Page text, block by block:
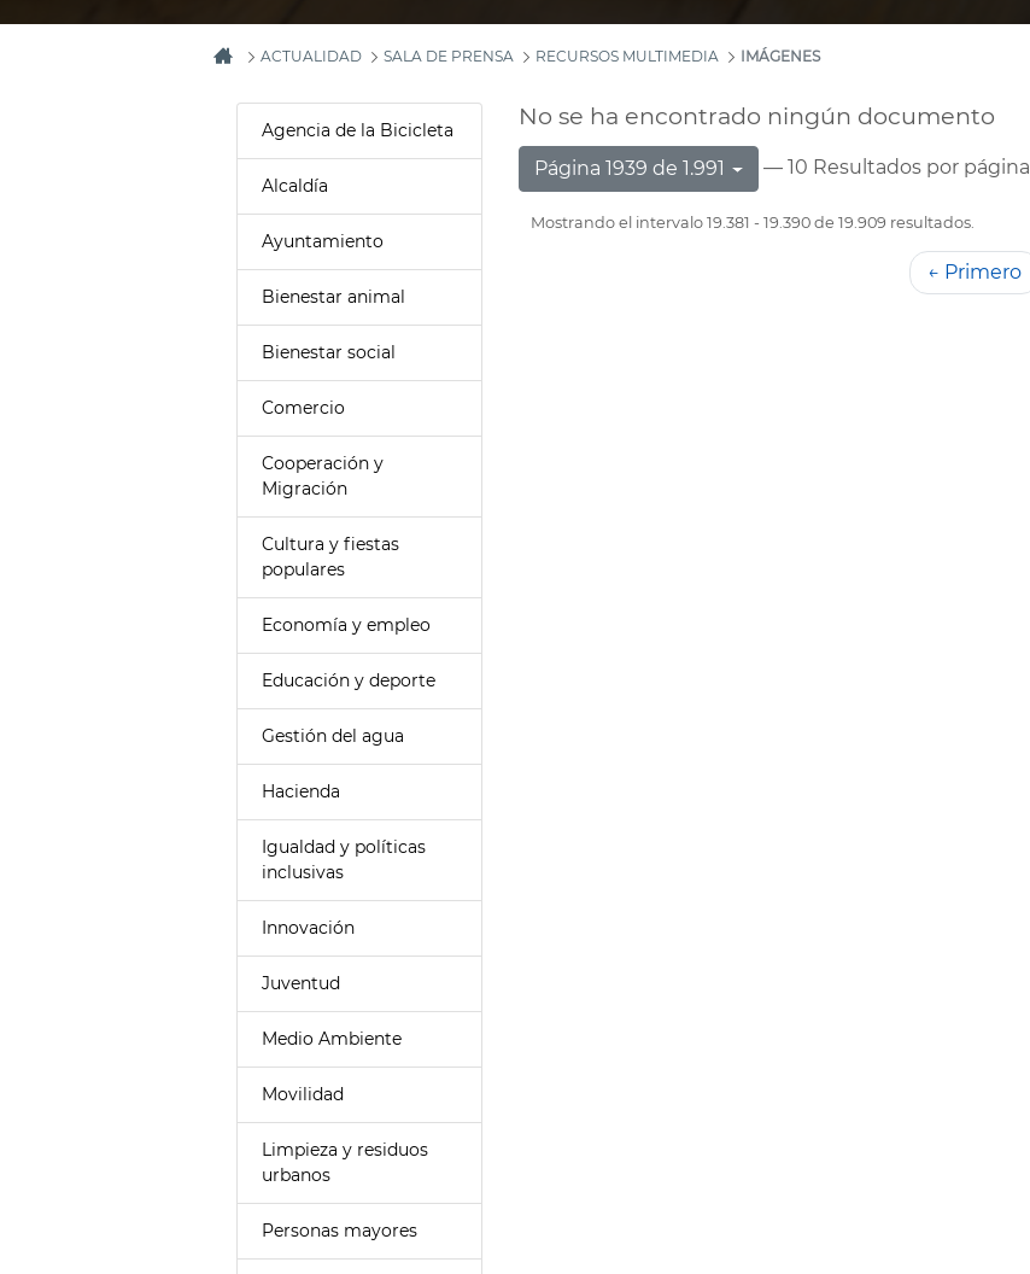
ACTUALIDAD SALA DE PRENSA RECURSOS MULTIMEDIA IMÁGENES
Agencia de la Bicicleta
Alcaldía
Ayuntamiento
Bienestar animal
Bienestar social
Comercio
Cooperación y
Migración
Cultura y fiestas
populares
Economía y empleo
Educación y deporte
Gestión del agua
Hacienda
Igualdad y políticas
inclusivas
Innovación
Juventud
Medio Ambiente
Movilidad
Limpieza y residuos
urbanos
Personas mayores
No se ha encontrado ningún documento
Página 1939 de 1.991 — 10 Resultados por página
Mostrando el intervalo 19.381 - 19.390 de 19.909 resultados.
← Primero